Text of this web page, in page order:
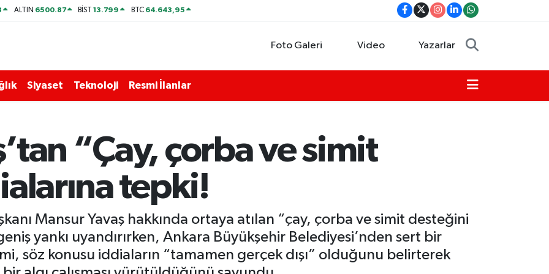
ALTIN 6500.87 BİST13.799 BTC 64.643,95
Foto Galeri Video Yazarlar
Siyaset Teknoloji Resmi İlanlar
“Çay, çorba ve simit
tepki!
Mansur Yavaş hakkında ortaya atılan “çay, çorba ve simit desteğini
yankı uyandırırken, Ankara Büyükşehir Belediyesi’nden sert bir
söz konusu iddiaların “tamamen gerçek dışı” olduğunu belirterek